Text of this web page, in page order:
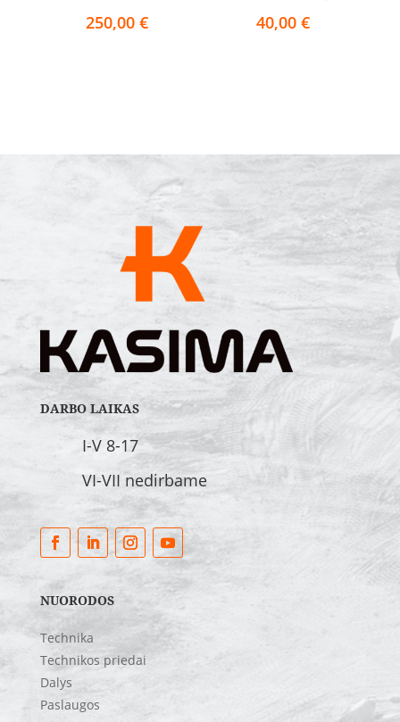
250,00 € 40,00€
DARBO LAIKAS
I-V 8-17
VI-VII nedirbame
NUORODOS
Technika
Technikos priedai
Dalys
Paslaugos